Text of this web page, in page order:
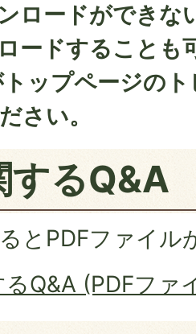
ロードができ
ードすることも
ップページの
さい。
するQ&A
とPDFファイル
Q&A (PDFファ